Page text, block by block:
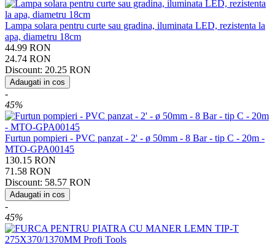
Lampa solara pentru curte sau gradina, iluminata LED, rezistenta la
apa, diametru 18cm
44.99 RON
24.74 RON
Discount: 20.25 RON
Adaugati in cos
-
45%
Furtun pompieri - PVC panzat - 2' - ø 50mm - 8 Bar - tip C - 20m -
MTO-GPA00145
130.15 RON
71.58 RON
Discount: 58.57 RON
Adaugati in cos
-
45%